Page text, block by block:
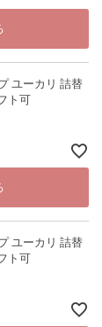
ユーカリ 詰替
ト可
ユーカリ 詰替
ト可